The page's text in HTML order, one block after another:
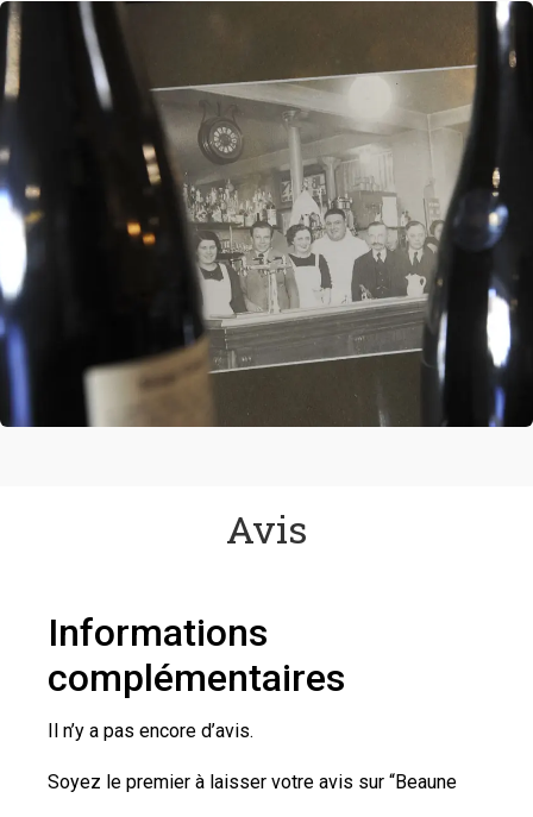
Avis
Informations
complémentaires
Il n’y a pas encore d’avis.
Soyez le premier à laisser votre avis sur “Beaune